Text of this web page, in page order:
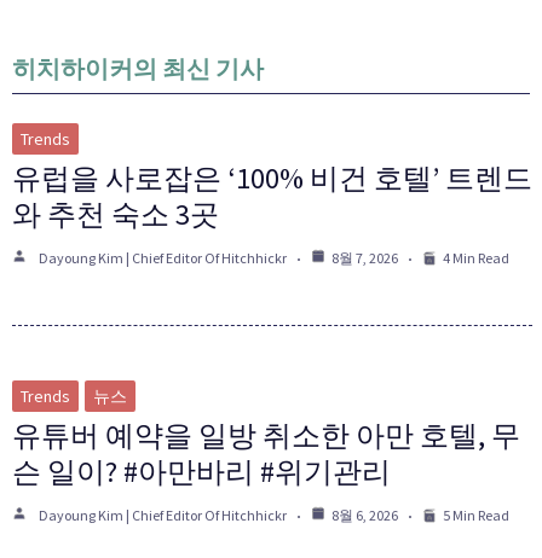
히치하이커의 최신 기사
Trends
유럽을 사로잡은 ‘100% 비건 호텔’ 트렌드
와 추천 숙소 3곳
Dayoung Kim | Chief Editor Of Hitchhickr 8월 7, 2026 4 Min Read
Trends 뉴스
유튜버 예약을 일방 취소한 아만 호텔, 무
슨 일이? #아만바리 #위기관리
Dayoung Kim | Chief Editor Of Hitchhickr 8월 6, 2026 5 Min Read